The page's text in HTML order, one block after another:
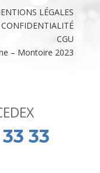
LÉGALES
CGU
– Montoire 2023
33